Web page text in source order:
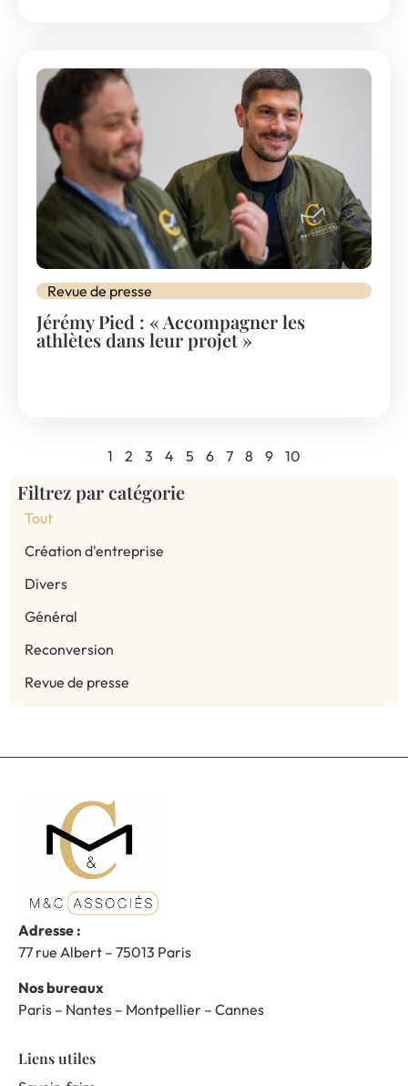
Revue de presse
Jérémy Pied : « Accompagner les
athlètes dans leur projet »
1 2 3 4 5 6 7 8 9 10
Filtrez par catégorie
Création d'entreprise
Divers
Général
Reconversion
Revue de presse
Tout
Adresse :
77 rue Albert – 75013 Paris
Nos bureaux
Paris – Nantes – Montpellier – Cannes
Liens utiles